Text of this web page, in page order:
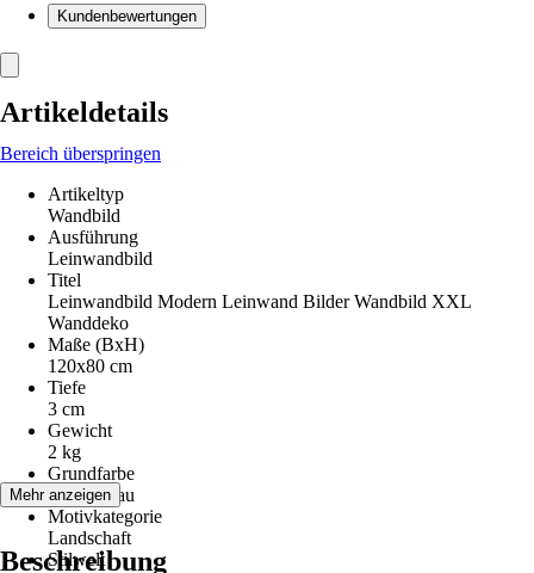
Kundenbewertungen
Artikeldetails
Bereich überspringen
Artikeltyp
Wandbild
Ausführung
Leinwandbild
Titel
Leinwandbild Modern Leinwand Bilder Wandbild XXL
Wanddeko
Maße (BxH)
120x80 cm
Tiefe
3 cm
Gewicht
2 kg
Grundfarbe
Grün, Grau
Motivkategorie
Landschaft
Stilwelt
Mehr anzeigen
Beschreibung